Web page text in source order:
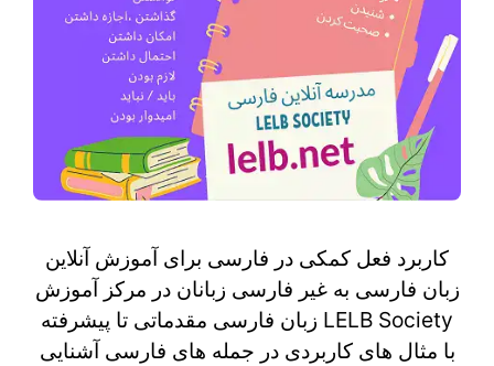
کاربرد فعل کمکی در فارسی برای آموزش آنلاین
زبان فارسی به غیر فارسی زبانان در مرکز آموزش
زبان فارسی مقدماتی تا پیشرفته LELB Society
با مثال های کاربردی در جمله های فارسی آشنایی